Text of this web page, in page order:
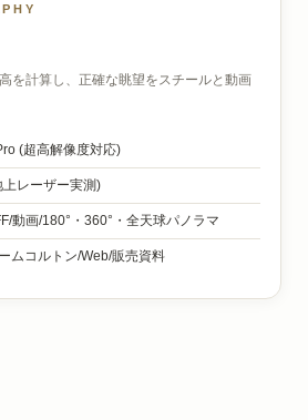
を計算し、正確な眺望をスチールと動画
(超高解像度対応)
レーザー実測)
動画/180°・360°・全天球パノラマ
ムコルトン/Web/販売資料